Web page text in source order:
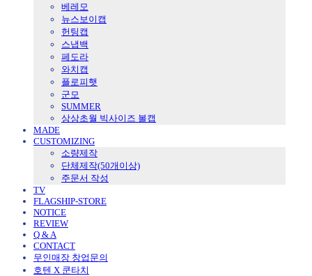
베레모
뉴스보이캡
헌팅캡
스냅백
페도라
와치캡
플로피햇
군모
SUMMER
상상초월 빅사이즈 볼캡
MADE
CUSTOMIZING
소량제작
단체제작(50개이상)
주문서 작성
TV
FLAGSHIP-STORE
NOTICE
REVIEW
Q & A
CONTACT
무인매장 창업문의
호텐 X 쿤타치